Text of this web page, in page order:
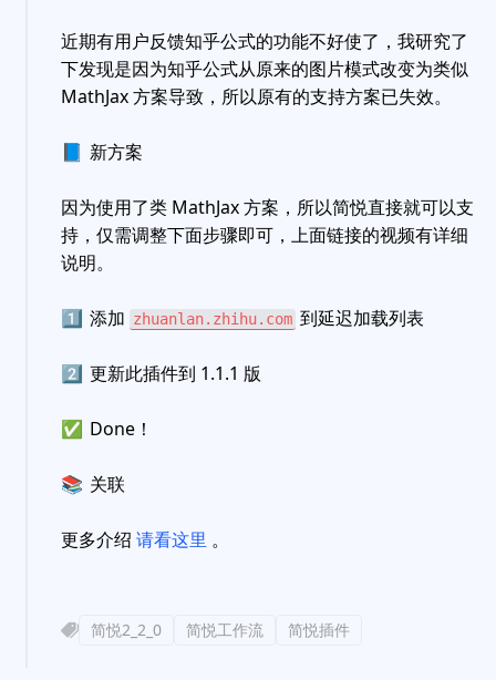
近期有用户反馈知乎公式的功能不好使了，我研究了
下发现是因为知乎公式从原来的图片模式改变为类似
MathJax 方案导致，所以原有的支持方案已失效。
📘 新方案
因为使用了类 MathJax 方案，所以简悦直接就可以支
持，仅需调整下面步骤即可，上面链接的视频有详细
说明。
1️⃣ 添加 zhuanlan.zhihu.com 到延迟加载列表
2️⃣ 更新此插件到 1.1.1 版
✅ Done！
📚 关联
更多介绍 请看这里 。
简悦2_2_0 简悦工作流 简悦插件